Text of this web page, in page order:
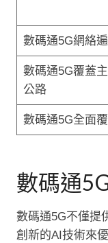
數碼通5G網絡
數碼通5G覆蓋
公路
數碼通5G全面
數碼通
數碼通5G不僅提
創新的AI技術來